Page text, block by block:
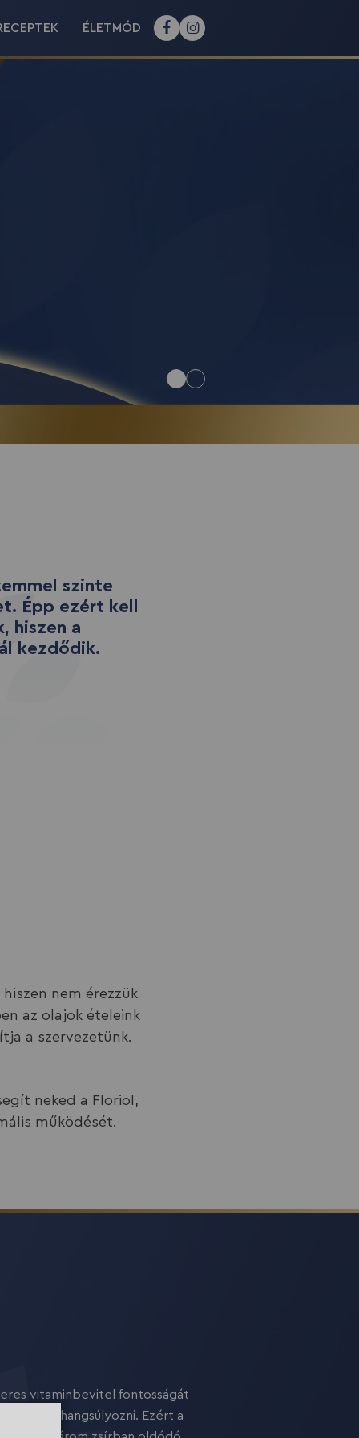
ÉLETMÓD
szinte
Épp ezért kell
hiszen a
kezdődik.
nem érezzük
az olajok ételeink
a szervezetünk.
neked a Floriol,
működését.
vitaminbevitel fontosságát
eléggé hangsúlyozni. Ezért a
eléggé hangsúlyozni, hogy a
táplálkozáshoz